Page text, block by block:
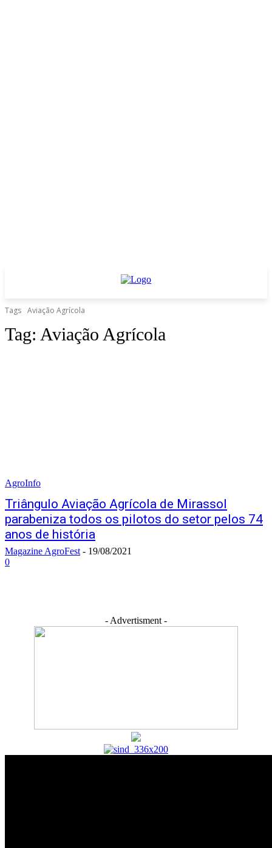
Tags Aviação Agrícola
Tag: Aviação Agrícola
AgroInfo
Triângulo Aviação Agrícola de Mirassol
parabeniza todos os pilotos do setor pelos 74
anos de história
Magazine AgroFest - 19/08/2021
0
- Advertisment -